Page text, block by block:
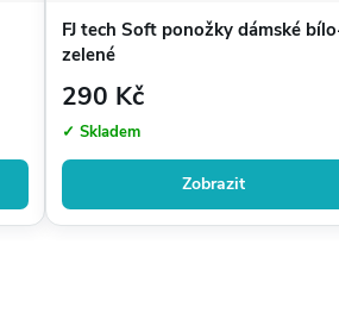
FJ tech Soft ponožky dámské
zelené
290 Kč
✓ Skladem
Zobrazit